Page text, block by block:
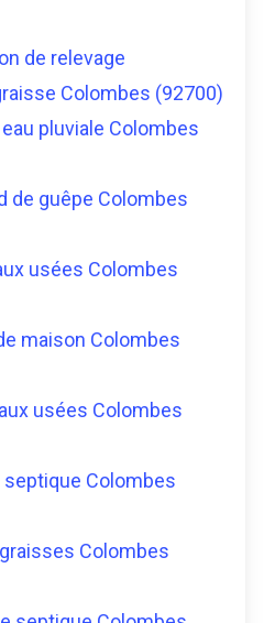
de relevage
Colombes (92700)
pluviale Colombes
de guêpe Colombes
usées Colombes
maison Colombes
usées Colombes
Colombes
Colombes